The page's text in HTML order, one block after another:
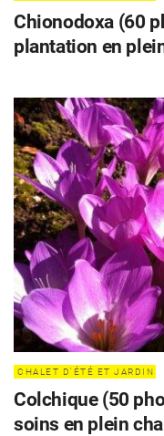
Chionodoxa (60
plantation en
Colchique (50
soins en plein
CHALET D'ÉTÉ ET JARDIN